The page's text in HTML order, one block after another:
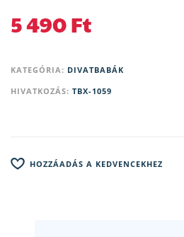
5 490Ft
KATEGÓRIA: DIVATBABÁK
HIVATKOZÁS: TBX-1059
HOZZÁADÁS A KEDVENCEKHEZ